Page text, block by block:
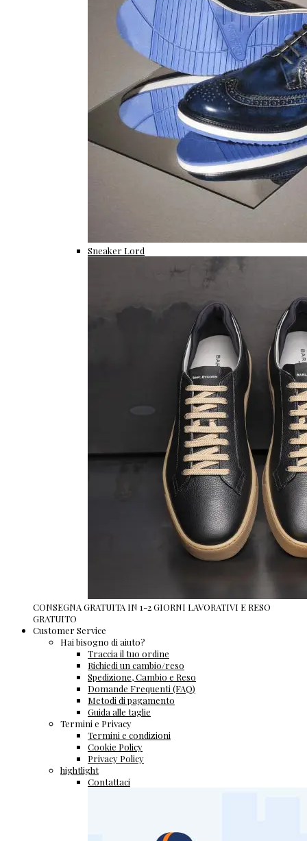
Sneaker Lord
CONSEGNA GRATUITA IN 1-2 GIORNI LAVORATIVI E RESO
GRATUITO
Customer Service
Hai bisogno di aiuto?
Traccia il tuo ordine
Richiedi un cambio/reso
Spedizione, Cambio e Reso
Domande Frequenti (FAQ)
Metodi di pagamento
Guida alle taglie
Termini e Privacy
Termini e condizioni
Cookie Policy
Privacy Policy
hightlight
Contattaci